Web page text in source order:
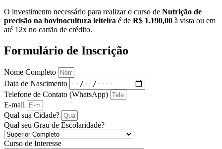
O investimento necessário para realizar o curso de Nutrição de
precisão na bovinocultura leiteira é de R$ 1.190,00 à vista ou em
até 12x no cartão de crédito.
Formulário de Inscrição
Nome Completo
Data de Nascimento
Telefone de Contato (WhatsApp)
E-mail
Qual sua Cidade?
Qual seu Grau de Escolaridade?
Curso de Interesse